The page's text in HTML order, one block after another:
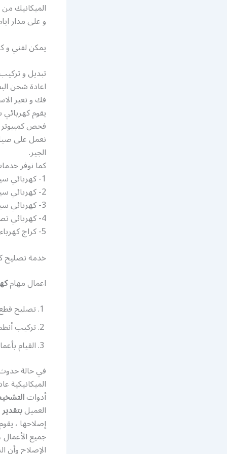
الميكانيك
و على مدار
يمكن لفني و
تبديل و
اعادة شحن
فك و تغير
يقوم
فحص
نعمل على
الجير.
كما نوفر
1- كهربائي سيارات قريب من موقعي النزهة
2- كهربائي سيارات خدمة طريق النزهة
3- كهربائي سيارات يجي البيت
4- كهربائي تصليح سيارات النزهة
5- كراج كهرباء سيارات النزهة
خدمة تصليح
اعمال مهام
تصليح
تركيب
القيام
في حالة
الميكانيكية
أدوات
العميل
إصلاحها ،
جميع الأعمال
الإصلاح